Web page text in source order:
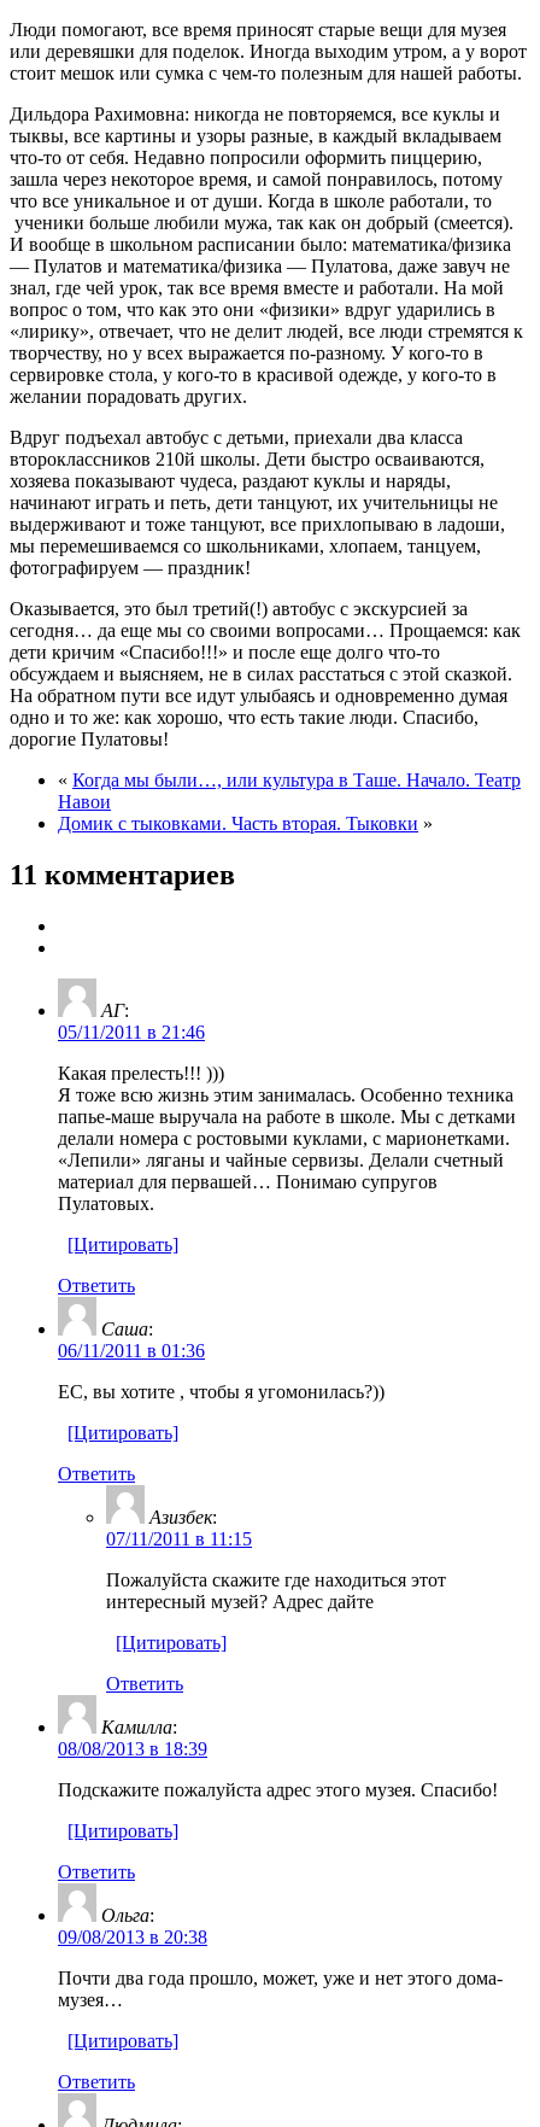
Люди помогают, все время приносят старые вещи для музея
или деревяшки для поделок. Иногда выходим утром, а у ворот
стоит мешок или сумка с чем-то полезным для нашей работы.
Дильдора Рахимовна: никогда не повторяемся, все куклы и
тыквы, все картины и узоры разные, в каждый вкладываем
что-то от себя. Недавно попросили оформить пиццерию,
зашла через некоторое время, и самой понравилось, потому
что все уникальное и от души. Когда в школе работали, то
ученики больше любили мужа, так как он добрый (смеется).
И вообще в школьном расписании было: математика/физика
— Пулатов и математика/физика — Пулатова, даже завуч не
знал, где чей урок, так все время вместе и работали. На мой
вопрос о том, что как это они «физики» вдруг ударились в
«лирику», отвечает, что не делит людей, все люди стремятся к
творчеству, но у всех выражается по-разному. У кого-то в
сервировке стола, у кого-то в красивой одежде, у кого-то в
желании порадовать других.
Вдруг подъехал автобус с детьми, приехали два класса
второклассников 210й школы. Дети быстро осваиваются,
хозяева показывают чудеса, раздают куклы и наряды,
начинают играть и петь, дети танцуют, их учительницы не
выдерживают и тоже танцуют, все прихлопываю в ладоши,
мы перемешиваемся со школьниками, хлопаем, танцуем,
фотографируем — праздник!
Оказывается, это был третий(!) автобус с экскурсией за
сегодня… да еще мы со своими вопросами… Прощаемся: как
дети кричим «Спасибо!!!» и после еще долго что-то
обсуждаем и выясняем, не в силах расстаться с этой сказкой.
На обратном пути все идут улыбаясь и одновременно думая
одно и то же: как хорошо, что есть такие люди. Спасибо,
дорогие Пулатовы!
« Когда мы были…, или культура в Таше. Начало. Театр
Навои
Домик с тыковками. Часть вторая. Тыковки »
11 комментариев
АГ:
05/11/2011 в 21:46
Какая прелесть!!! )))
Я тоже всю жизнь этим занималась. Особенно техника
папье-маше выручала на работе в школе. Мы с детками
делали номера с ростовыми куклами, с марионетками.
«Лепили» ляганы и чайные сервизы. Делали счетный
материал для первашей… Понимаю супругов
Пулатовых.
[Цитировать]
Ответить
Саша:
06/11/2011 в 01:36
ЕС, вы хотите , чтобы я угомонилась?))
[Цитировать]
Ответить
Азизбек:
07/11/2011 в 11:15
Пожалуйста скажите где находиться этот
интересный музей? Адрес дайте
[Цитировать]
Ответить
Камилла:
08/08/2013 в 18:39
Подскажите пожалуйста адрес этого музея. Спасибо!
[Цитировать]
Ответить
Ольга:
09/08/2013 в 20:38
Почти два года прошло, может, уже и нет этого дома-
музея…
[Цитировать]
Ответить